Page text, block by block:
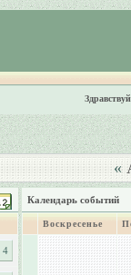
«
4
Календарь событий
Воскресенье